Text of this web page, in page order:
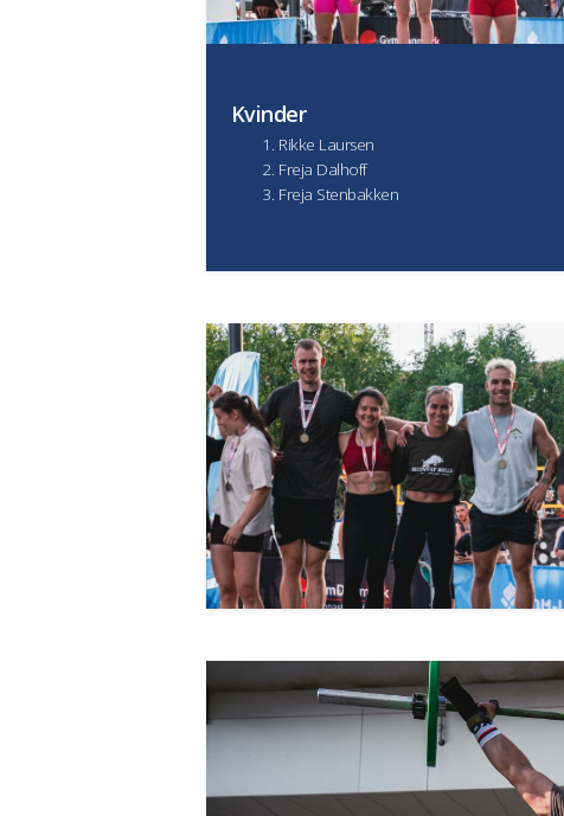
Kvinder
Rikke Laursen
Freja Dalhoff
Freja Stenbakken